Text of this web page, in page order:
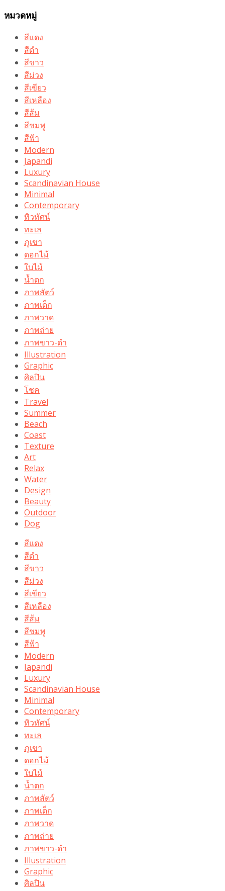
หมวดหมู่
สีแดง
สีดำ
สีขาว
สีม่วง
สีเขียว
สีเหลือง
สีส้ม
สีชมพู
สีฟ้า
Modern
Japandi
Luxury
Scandinavian House
Minimal
Contemporary
ทิวทัศน์
ทะเล
ภูเขา
ดอกไม้
ใบไม้
น้ำตก
ภาพสัตว์
ภาพเด็ก
ภาพวาด
ภาพถ่าย
ภาพขาว-ดำ
Illustration
Graphic
ศิลปิน
โชค
Travel
Summer
Beach
Coast
Texture
Art
Relax
Water
Design
Beauty
Outdoor
Dog
สีแดง
สีดำ
สีขาว
สีม่วง
สีเขียว
สีเหลือง
สีส้ม
สีชมพู
สีฟ้า
Modern
Japandi
Luxury
Scandinavian House
Minimal
Contemporary
ทิวทัศน์
ทะเล
ภูเขา
ดอกไม้
ใบไม้
น้ำตก
ภาพสัตว์
ภาพเด็ก
ภาพวาด
ภาพถ่าย
ภาพขาว-ดำ
Illustration
Graphic
ศิลปิน